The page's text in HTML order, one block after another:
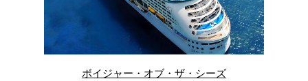
ボイジャー・オブ・ザ・シーズ